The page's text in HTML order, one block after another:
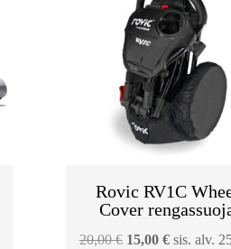
Rovic RV1C
Cover
20,00€ Alkuperäinen
15,00 €Nykyinen
sis. alv.